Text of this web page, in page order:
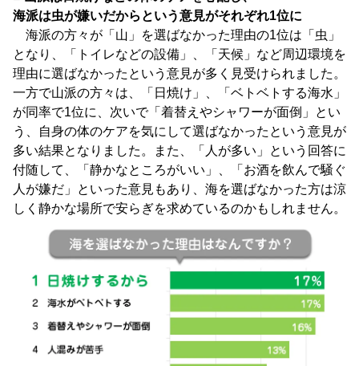
海派は虫が嫌いだからという意見がそれぞれ1位に
海派の方々が「山」を選ばなかった理由の1位は「虫」
となり、「トイレなどの設備」、「天候」など周辺環境を
理由に選ばなかったという意見が多く見受けられました。
一方で山派の方々は、「日焼け」、「ベトベトする海水」
が同率で1位に、次いで「着替えやシャワーが面倒」とい
う、自身の体のケアを気にして選ばなかったという意見が
多い結果となりました。また、「人が多い」という回答に
付随して、「静かなところがいい」、「お酒を飲んで騒ぐ
人が嫌だ」といった意見もあり、海を選ばなかった方は涼
しく静かな場所で安らぎを求めているのかもしれません。